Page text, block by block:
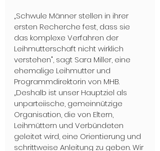
„Schwule Männer stellen in ihrer
ersten Recherche fest, dass sie
das komplexe Verfahren der
Leihmutterschaft nicht wirklich
verstehen", sagt Sara Miller, eine
ehemalige Leihmutter und
Programmdirektorin von MHB.
„Deshalb ist unser Hauptziel als
unparteiische, gemeinnützige
Organisation, die von Eltern,
Leihmüttern und Verbündeten
geleitet wird, eine Orientierung und
schrittweise Anleitung zu geben. Wir